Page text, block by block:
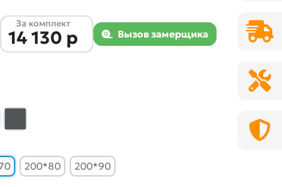
За комплект
14 130 р Вызов замерщика
200*80 200*90